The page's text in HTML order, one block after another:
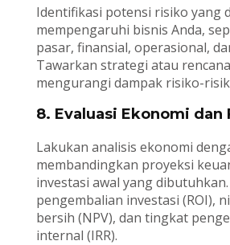
Identifikasi potensi risiko yang
mempengaruhi bisnis Anda,
pasar, finansial, operasional,
Tawarkan strategi atau
mengurangi dampak risiko-
8. Evaluasi Ekonomi dan
Lakukan analisis ekonomi
membandingkan proyeksi
investasi awal yang
pengembalian investasi (ROI),
bersih (NPV), dan tingkat
internal (IRR).